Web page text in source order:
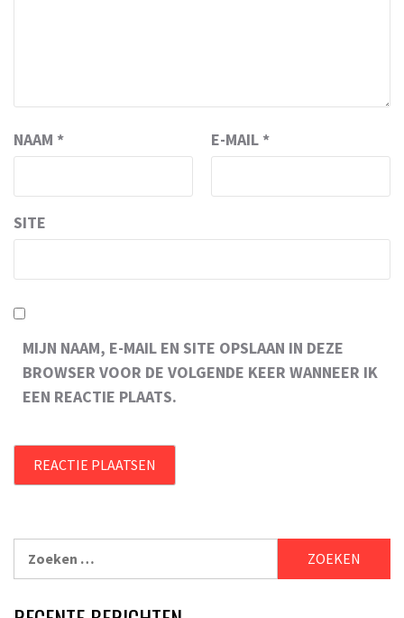
NAAM * E-MAIL *
SITE
MIJN NAAM, E-MAIL EN SITE OPSLAAN IN DEZE
BROWSER VOOR DE VOLGENDE KEER WANNEER IK
EEN REACTIE PLAATS.
naar: